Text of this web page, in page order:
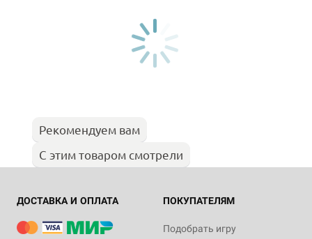
Рекомендуем вам
С этим товаром смотрели
ДОСТАВКА И ОПЛАТА ПОКУПАТЕЛЯМ
Подобрать игру